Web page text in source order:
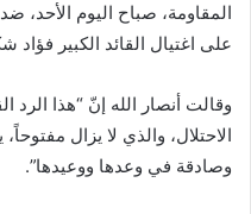
المقاومة، صباح اليوم الأحد،
على اغتيال القائد الكبير فؤاد
وقالت أنصار الله إنّ “هذا
الاحتلال، والذي لا يزال
وصادقة في وعدها ووعيدها”.